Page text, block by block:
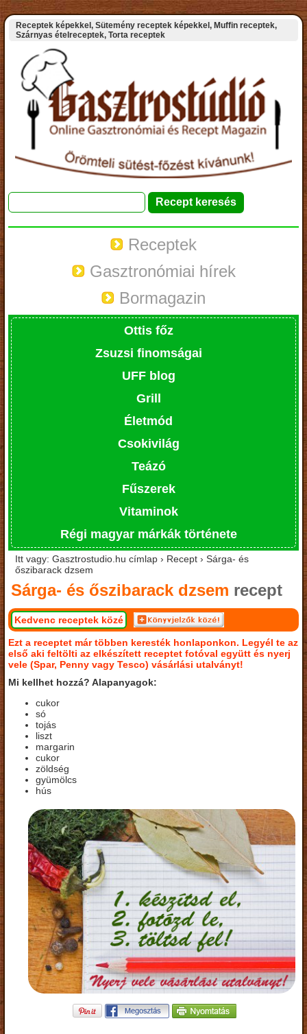
Receptek képekkel, Sütemény receptek képekkel, Muffin receptek,
Szárnyas ételreceptek, Torta receptek
Receptek
Gasztronómiai hírek
Bormagazin
Ottis főz
Zsuzsi finomságai
UFF blog
Grill
Életmód
Csokivilág
Teázó
Fűszerek
Vitaminok
Régi magyar márkák története
Itt vagy: Gasztrostudio.hu címlap › Recept › Sárga- és
őszibarack dzsem
Sárga- és őszibarack dzsem recept
Kedvenc receptek közé
Ezt a receptet már többen keresték honlaponkon. Legyél te az
első aki feltölti az elkészített receptet fotóval együtt és nyerj
vele (Spar, Penny vagy Tesco) vásárlási utalványt!
Mi kellhet hozzá? Alapanyagok:
cukor
só
tojás
liszt
margarin
cukor
zöldség
gyümölcs
hús